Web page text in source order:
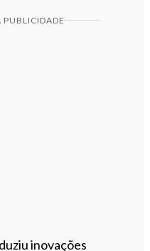
PUBLICIDADE
inovações